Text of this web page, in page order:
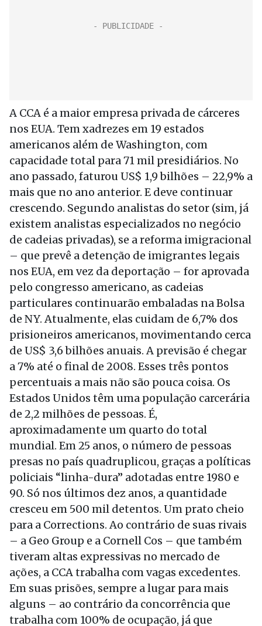
A CCA é a maior empresa privada de cárceres
nos EUA. Tem xadrezes em 19 estados
americanos além de Washington, com
capacidade total para 71 mil presidiários. No
ano passado, faturou US$ 1,9 bilhões – 22,9% a
mais que no ano anterior. E deve continuar
crescendo. Segundo analistas do setor (sim, já
existem analistas especializados no negócio
de cadeias privadas), se a reforma imigracional
– que prevê a detenção de imigrantes legais
nos EUA, em vez da deportação – for aprovada
pelo congresso americano, as cadeias
particulares continuarão embaladas na Bolsa
de NY. Atualmente, elas cuidam de 6,7% dos
prisioneiros americanos, movimentando cerca
de US$ 3,6 bilhões anuais. A previsão é chegar
a 7% até o final de 2008. Esses três pontos
percentuais a mais não são pouca coisa. Os
Estados Unidos têm uma população carcerária
de 2,2 milhões de pessoas. É,
aproximadamente um quarto do total
mundial. Em 25 anos, o número de pessoas
presas no país quadruplicou, graças a políticas
policiais “linha-dura” adotadas entre 1980 e
90. Só nos últimos dez anos, a quantidade
cresceu em 500 mil detentos. Um prato cheio
para a Corrections. Ao contrário de suas rivais
– a Geo Group e a Cornell Cos – que também
tiveram altas expressivas no mercado de
ações, a CCA trabalha com vagas excedentes.
Em suas prisões, sempre a lugar para mais
alguns – ao contrário da concorrência que
trabalha com 100% de ocupação, já que